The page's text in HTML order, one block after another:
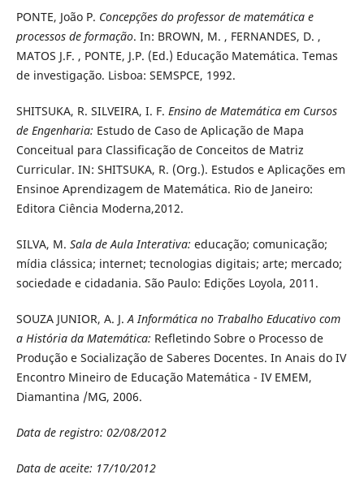
PONTE, João P. Concepções do professor de matemática e
processos de formação. In: BROWN, M. , FERNANDES, D. ,
MATOS J.F. , PONTE, J.P. (Ed.) Educação Matemática. Temas
de investigação. Lisboa: SEMSPCE, 1992.
SHITSUKA, R. SILVEIRA, I. F. Ensino de Matemática em Cursos
de Engenharia: Estudo de Caso de Aplicação de Mapa
Conceitual para Classificação de Conceitos de Matriz
Curricular. IN: SHITSUKA, R. (Org.). Estudos e Aplicações em
Ensinoe Aprendizagem de Matemática. Rio de Janeiro:
Editora Ciência Moderna,2012.
SILVA, M. Sala de Aula Interativa: educação; comunicação;
mídia clássica; internet; tecnologias digitais; arte; mercado;
sociedade e cidadania. São Paulo: Edições Loyola, 2011.
SOUZA JUNIOR, A. J.A Informática no Trabalho Educativo com
a História da Matemática: Refletindo Sobre o Processo de
Produção e Socialização de Saberes Docentes. In Anais do IV
Encontro Mineiro de Educação Matemática - IV EMEM,
Diamantina /MG, 2006.
Data de registro: 02/08/2012
Data de aceite: 17/10/2012